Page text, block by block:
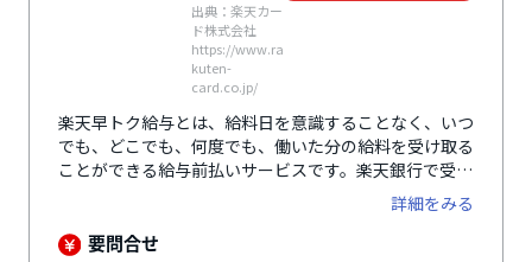
出典：楽天カー
ド株式会社
https://www.ra
kuten-
card.co.jp/
楽天早トク給与とは、給料日を意識することなく、いつ
でも、どこでも、何度でも、働いた分の給料を受け取る
ことができる給与前払いサービスです。楽天銀行で受け
取れば、給料と一緒に楽天ポイントももらうことができ
るほか、振込手数料もかかりません。もちろん、楽天銀
行以外の銀行口座でも受け取り可能です。「立替型」や
詳細をみる
要問合せ